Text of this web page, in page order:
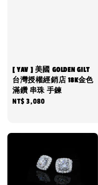
[ YAV ] 美國 GOLDEN GILT
台灣授權經銷店 18K金色
滿鑽 串珠 手鍊
Regular
NT$ 3,080